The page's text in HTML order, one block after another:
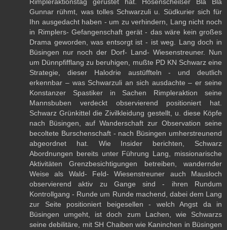
Gunnar rühmt, was tolles Schwarzuli u. Südkurier sich für
Ihn ausgedacht haben - um zu verhindern, Lang nicht noch
in Rimplers- Gefangenschaft gerät - das wäre kein großes
Drama geworden, was entsorgt ist - ist weg. Lang doch in
Büsingen nur noch der Dorf- Land- Wiesenstreuner. Nun
um Dünnpfifflang zu beruhigen, mußte PD KN Schwarz eine
Strategie, dieser Halodrie austüffteln - und deutlich
erkennbar – was Schwarzuli an sich ausdachte – er seine
Konstanzer Spastiker in Sachen Rimpleraktion seine
Mannsbuben verdeckt observierend positioniert hat.
Schwarz Grünkittel die Zivilkleidung gestellt, u. diese Köpfe
nach Büsingen, auf Wanderschaft zur Observation seine
becoltete Burschenschaft - nach Büsingen umherstreunend
abgeordnet hat. Wie Insider berichten, Schwarz
Abordnungen bereits unter Führung Lang, missionarische
Aktivitäten Grenzbesichtigungen betreiben, wandernder
Weise als Wald- Feld- Wiesenstreuner auch Mausloch
observierend aktiv zu Gange sind - ihren Rundum
Kontrollgang - Runde um Runde machend, dabei dem Lang
zur Seite positioniert beigesellen - welch Angst da in
Büsingen umgeht, ist doch zum Lachen, wie Schwarzs
seine debilitäre, mit SH Chaiben wie Kaninchen in Büsingen